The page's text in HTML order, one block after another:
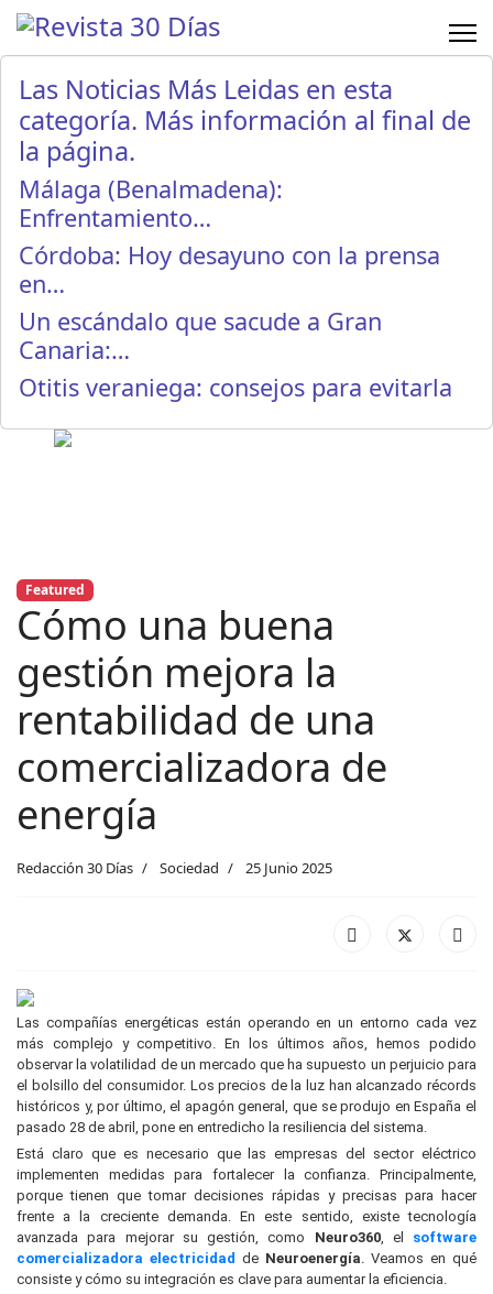
Las Noticias Más Leidas en esta
categoría. Más información al final de
la página.
Málaga (Benalmadena):
Enfrentamiento…
Córdoba: Hoy desayuno con la prensa
en…
Un escándalo que sacude a Gran
Canaria:…
Otitis veraniega: consejos para evitarla
Featured
Cómo una buena
gestión mejora la
rentabilidad de una
comercializadora de
energía
Redacción 30 Días Sociedad 25 Junio 2025
Las compañías energéticas están operando en un entorno cada vez
más complejo y competitivo. En los últimos años, hemos podido
observar la volatilidad de un mercado que ha supuesto un perjuicio para
el bolsillo del consumidor. Los precios de la luz han alcanzado récords
históricos y, por último, el apagón general, que se produjo en España el
pasado 28 de abril, pone en entredicho la resiliencia del sistema.
Está claro que es necesario que las empresas del sector eléctrico
implementen medidas para fortalecer la confianza. Principalmente,
porque tienen que tomar decisiones rápidas y precisas para hacer
frente a la creciente demanda. En este sentido, existe tecnología
avanzada para mejorar su gestión, como Neuro360, el
software
comercializadora electricidad de Neuroenergía.Veamos en qué
consiste y cómo su integración es clave para aumentar la eficiencia.